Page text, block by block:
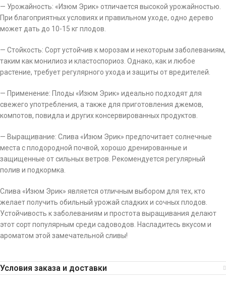
— Урожайность: «Изюм Эрик» отличается высокой урожайностью.
При благоприятных условиях и правильном уходе, одно дерево
может дать до 10-15 кг плодов.
— Стойкость: Сорт устойчив к морозам и некоторым заболеваниям,
таким как монилиоз и кластоспориоз. Однако, как и любое
растение, требует регулярного ухода и защиты от вредителей.
— Применение: Плоды «Изюм Эрик» идеально подходят для
свежего употребления, а также для приготовления джемов,
компотов, повидла и других консервированных продуктов.
— Выращивание: Слива «Изюм Эрик» предпочитает солнечные
места с плодородной почвой, хорошо дренированные и
защищенные от сильных ветров. Рекомендуется регулярный
полив и подкормка.
Слива «Изюм Эрик» является отличным выбором для тех, кто
желает получить обильный урожай сладких и сочных плодов.
Устойчивость к заболеваниям и простота выращивания делают
этот сорт популярным среди садоводов. Насладитесь вкусом и
ароматом этой замечательной сливы!
Условия заказа и доставки